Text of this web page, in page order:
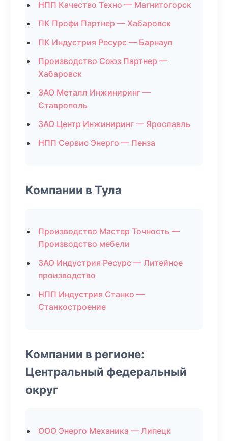
НПП Качество Техно — Магнитогорск
ПК Профи Партнер — Хабаровск
ПК Индустрия Ресурс — Барнаул
Производство Союз Партнер —
Хабаровск
ЗАО Металл Инжиниринг —
Ставрополь
ЗАО Центр Инжиниринг — Ярославль
НПП Сервис Энерго — Пенза
Компании в Тула
Производство Мастер Точность —
Производство мебели
ЗАО Индустрия Ресурс — Литейное
производство
НПП Индустрия Станко —
Станкостроение
Компании в регионе:
Центральный федеральный
округ
ООО Энерго Механика — Липецк